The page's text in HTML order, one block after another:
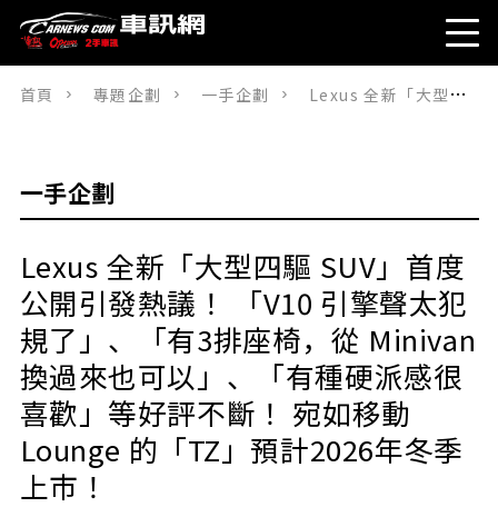
首頁 專題企劃 一手企劃 Lexus 全新「大型四驅 SUV」首度公開引發熱議！ 「V10 引擎聲太犯規了」、「有3排座椅，從 Minivan 換過來也可以」、「有種硬派感很喜歡」等好評不斷！ 宛如移動 Lounge 的「TZ」預計2026年冬季上市！
一手企劃
Lexus 全新「大型四驅 SUV」首度
公開引發熱議！ 「V10 引擎聲太犯
規了」、「有3排座椅，從 Minivan
換過來也可以」、「有種硬派感很
喜歡」等好評不斷！ 宛如移動
Lounge 的「TZ」預計2026年冬季
上市！